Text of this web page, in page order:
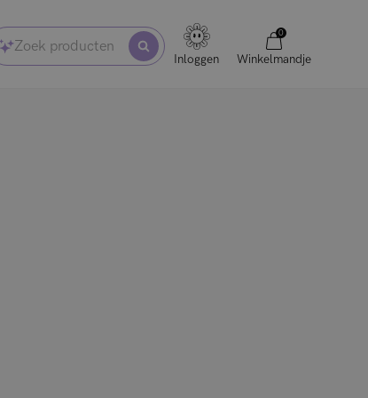
Zoek producten
Inloggen
0
Winkelmandje